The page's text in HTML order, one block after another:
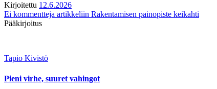
Kirjoitettu 12.6.2026
Ei kommentteja artikkeliin Rakentamisen painopiste keikahti
Pääkirjoitus
Tapio Kivistö
Pieni virhe, suuret vahingot